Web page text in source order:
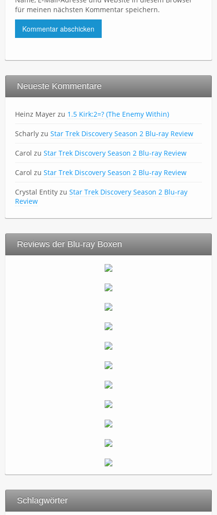
für meinen nächsten Kommentar speichern.
Neueste Kommentare
Heinz Mayer zu 1.5 Kirk:2=? (The Enemy Within)
Scharly zu Star Trek Discovery Season 2 Blu-ray Review
Carol zu Star Trek Discovery Season 2 Blu-ray Review
Carol zu Star Trek Discovery Season 2 Blu-ray Review
Crystal Entity zu Star Trek Discovery Season 2 Blu-ray
Review
Reviews der Blu-ray Boxen
Schlagwörter